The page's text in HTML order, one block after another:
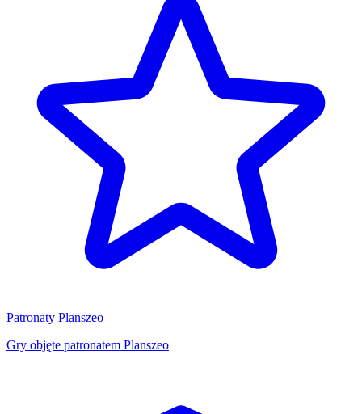
Patronaty Planszeo
Gry objęte patronatem Planszeo